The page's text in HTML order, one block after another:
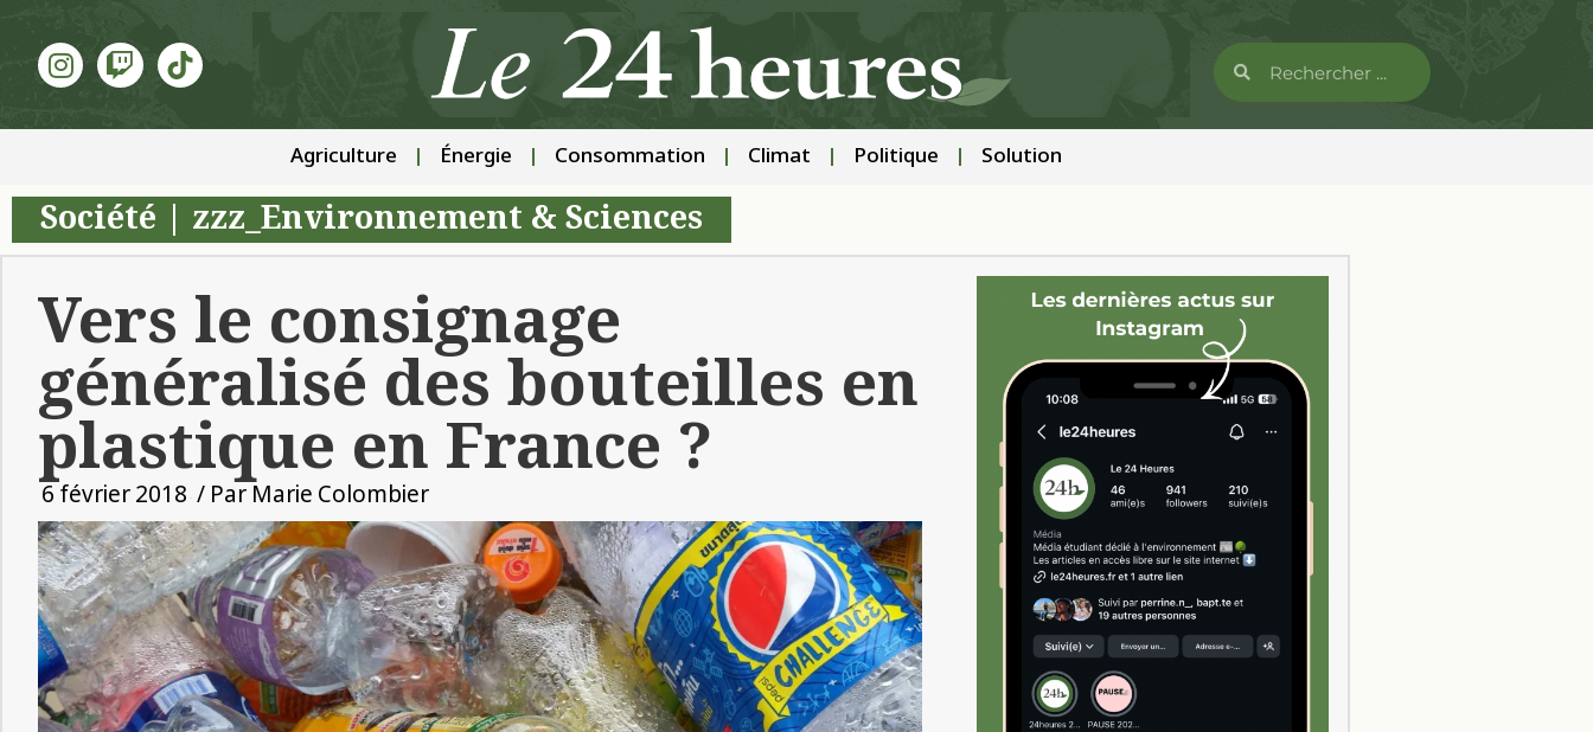
Agriculture Énergie Consommation Climat Politique Solution
Société zzz_Environnement & Sciences
Vers le consignage
généralisé des bouteilles en
plastique en France ?
6 février 2018 / Par Marie Colombier